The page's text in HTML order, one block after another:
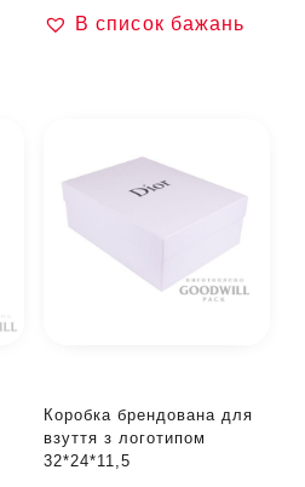
В список бажань
Коробка брендована для
взуття з логотипом
32*24*11,5